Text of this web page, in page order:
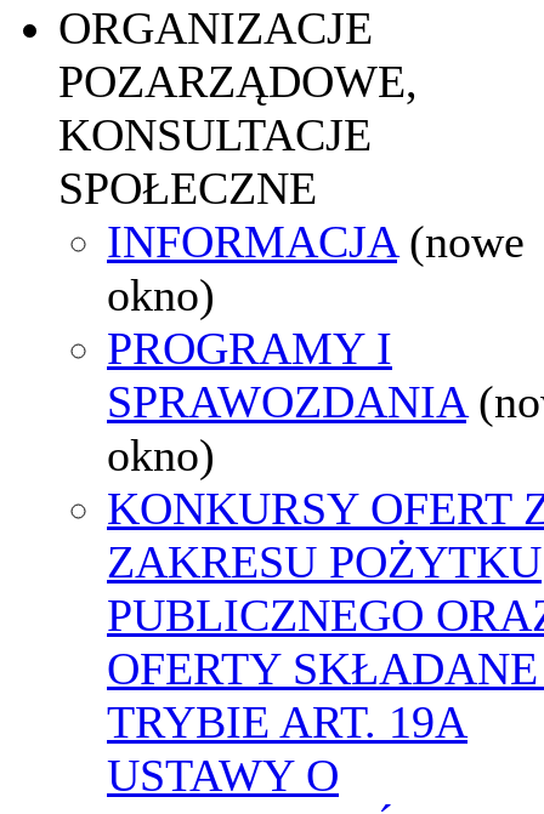
ORGANIZACJE
POZARZĄDOWE,
KONSULTACJE
SPOŁECZNE
INFORMACJA (nowe
okno)
PROGRAMY I
SPRAWOZDANIA
okno)
KONKURSY OFERT
ZAKRESU POŻYTKU
PUBLICZNEGO
OFERTY
TRYBIE ART. 19A
USTAWY O